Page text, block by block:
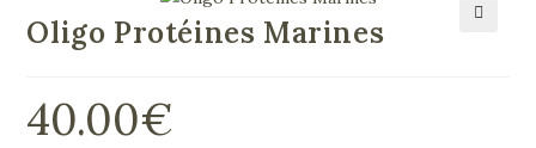
Oligo Protéines Marines
40.00€